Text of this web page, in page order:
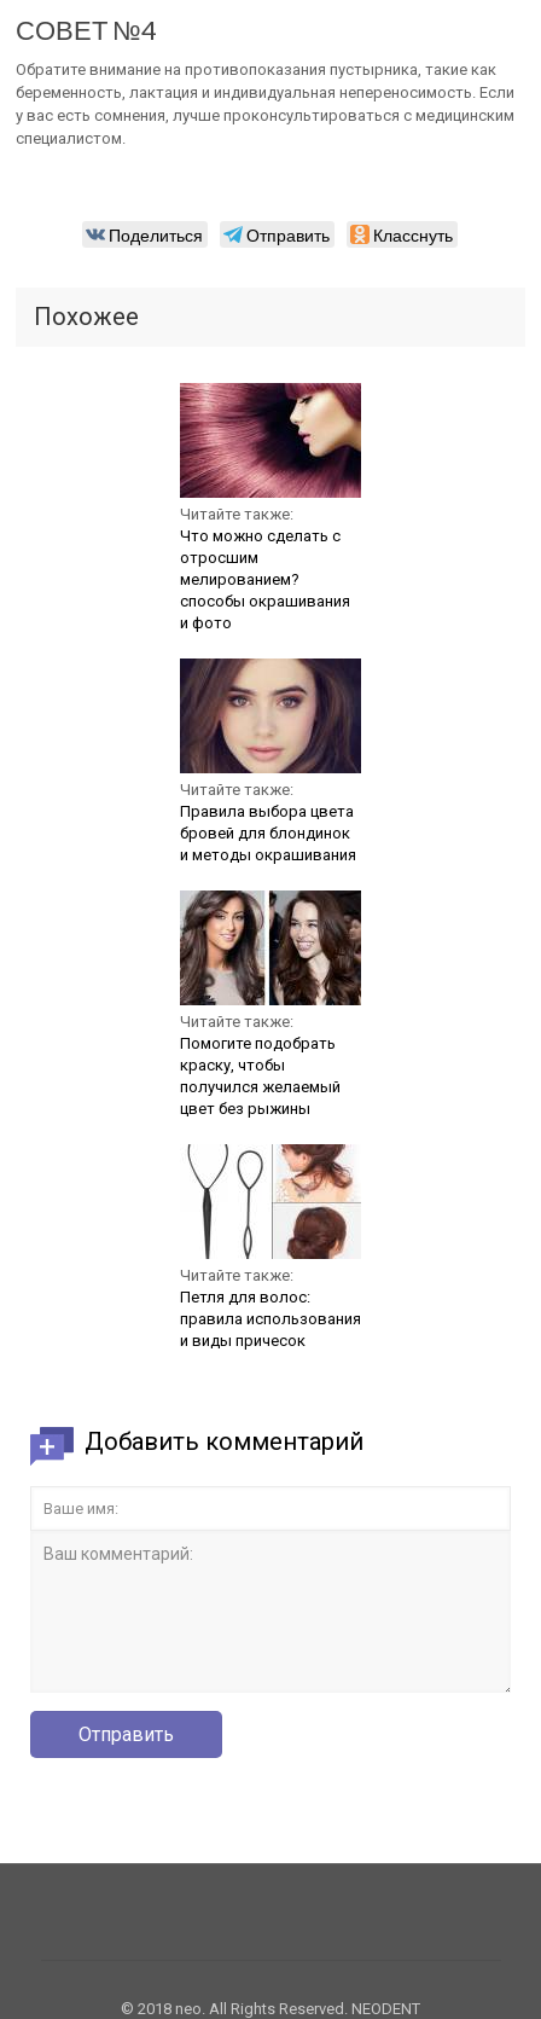
СОВЕТ №4
Обратите внимание на противопоказания пустырника, такие как
беременность, лактация и индивидуальная непереносимость. Если
у вас есть сомнения, лучше проконсультироваться с медицинским
специалистом.
Поделиться Отправить Класснуть
Похожее
Читайте также:
Что можно сделать с
отросшим
мелированием?
способы окрашивания
и фото
Читайте также:
Правила выбора цвета
бровей для блондинок
и методы окрашивания
Читайте также:
Помогите подобрать
краску, чтобы
получился желаемый
цвет без рыжины
Читайте также:
Петля для волос:
правила использования
и виды причесок
Добавить комментарий
© 2018 neo. All Rights Reserved. NEODENT